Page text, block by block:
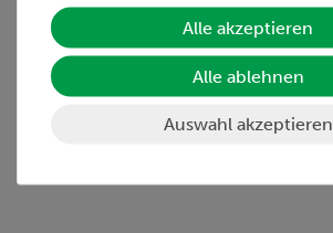
Sprache erhältlich)
Lieferumfang
Alle akzeptieren
Alle ablehnen
Auswahl akzeptieren